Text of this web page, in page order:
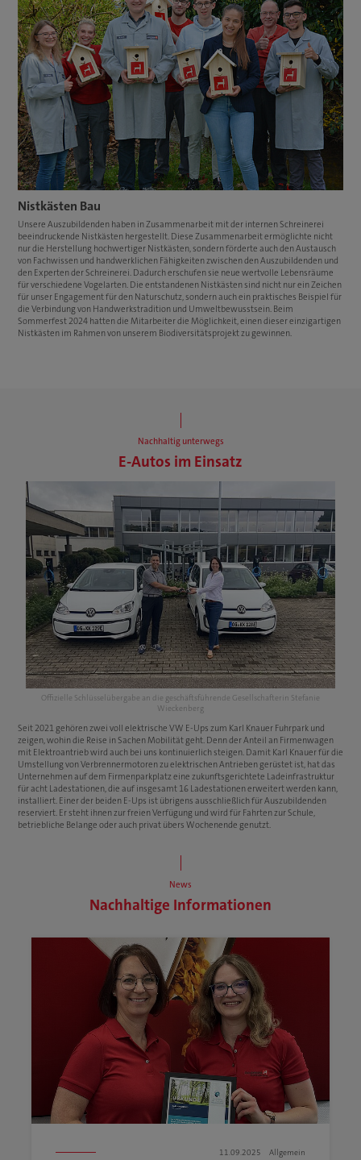
Nistkästen Bau
Unsere Auszubildenden haben in Zusammenarbeit mit der internen Schreinerei
beeindruckende Nistkästen hergestellt. Diese Zusammenarbeit ermöglichte nicht
nur die Herstellung hochwertiger Nistkästen, sondern förderte auch den Austausch
von Fachwissen und handwerklichen Fähigkeiten zwischen den Auszubildenden und
den Experten der Schreinerei. Dadurch erschufen sie neue wertvolle Lebensräume
für verschiedene Vogelarten. Die entstandenen Nistkästen sind nicht nur ein Zeichen
für unser Engagement für den Naturschutz, sondern auch ein praktisches Beispiel für
die Verbindung von Handwerkstradition und Umweltbewusstsein. Beim
Sommerfest 2024 hatten die Mitarbeiter die Möglichkeit, einen dieser einzigartigen
Nistkästen im Rahmen von unserem Biodiversitätsprojekt zu gewinnen.
Nachhaltig unterwegs
E-Autos im Einsatz
Offizielle Schlüsselübergabe an die geschäftsführende Gesellschafterin Stefanie
Wieckenberg
Seit 2021 gehören zwei voll elektrische VW E-Ups zum Karl Knauer Fuhrpark und
zeigen, wohin die Reise in Sachen Mobilität geht. Denn der Anteil an Firmenwagen
mit Elektroantrieb wird auch bei uns kontinuierlich steigen. Damit Karl Knauer für die
Umstellung von Verbrennermotoren zu elektrischen Antrieben gerüstet ist, hat das
Unternehmen auf dem Firmenparkplatz eine zukunftsgerichtete Ladeinfrastruktur
für acht Ladestationen, die auf insgesamt 16 Ladestationen erweitert werden kann,
installiert. Einer der beiden E-Ups ist übrigens ausschließlich für Auszubildenden
reserviert. Er steht ihnen zur freien Verfügung und wird für Fahrten zur Schule,
betriebliche Belange oder auch privat übers Wochenende genutzt.
News
Nachhaltige Informationen
11.09.2025 Allgemein